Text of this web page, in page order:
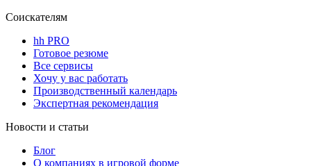
Соискателям
hh PRO
Готовое резюме
Все сервисы
Хочу у вас работать
Производственный календарь
Экспертная рекомендация
Новости и статьи
Блог
О компаниях в игровой форме